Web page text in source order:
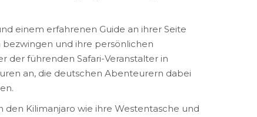
einem erfahrenen Guide an ihrer Seite
und ihre persönlichen
der führenden Safari-Veranstalter in
an, die deutschen Abenteurern dabei
den Kilimanjaro wie ihre Westentasche und